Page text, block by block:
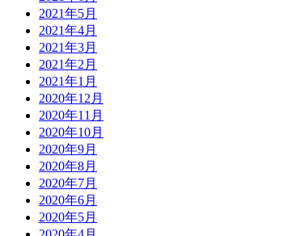
2021年5月
2021年4月
2021年3月
2021年2月
2021年1月
2020年12月
2020年11月
2020年10月
2020年9月
2020年8月
2020年7月
2020年6月
2020年5月